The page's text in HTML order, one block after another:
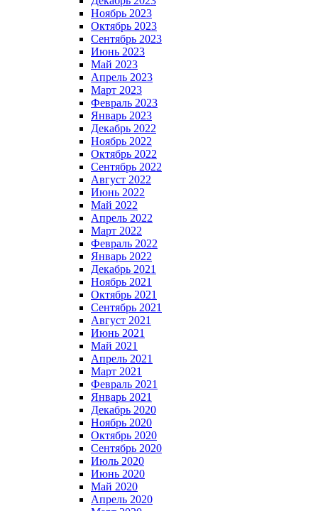
Ноябрь 2023
Октябрь 2023
Сентябрь 2023
Июнь 2023
Май 2023
Апрель 2023
Март 2023
Февраль 2023
Январь 2023
Декабрь 2022
Ноябрь 2022
Октябрь 2022
Сентябрь 2022
Август 2022
Июнь 2022
Май 2022
Апрель 2022
Март 2022
Февраль 2022
Январь 2022
Декабрь 2021
Ноябрь 2021
Октябрь 2021
Сентябрь 2021
Август 2021
Июнь 2021
Май 2021
Апрель 2021
Март 2021
Февраль 2021
Январь 2021
Декабрь 2020
Ноябрь 2020
Октябрь 2020
Сентябрь 2020
Июль 2020
Июнь 2020
Май 2020
Апрель 2020